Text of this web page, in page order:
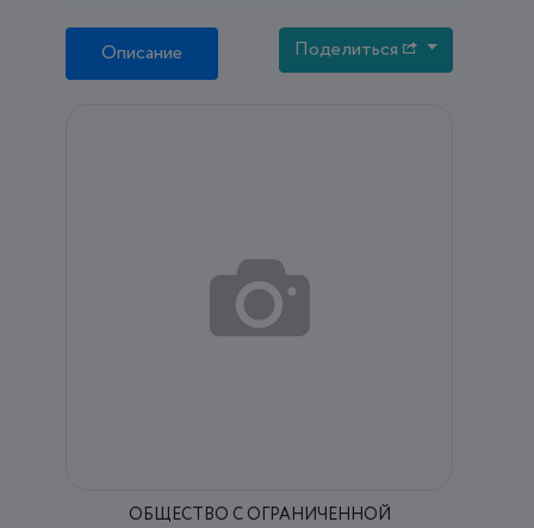
Описание Поделиться
ОБЩЕСТВО С ОГРАНИЧЕННОЙ